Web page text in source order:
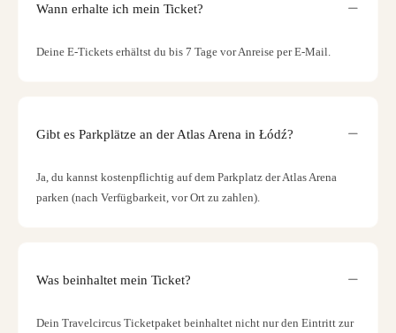
Wann erhalte ich mein Ticket?
Deine E-Tickets erhältst du bis 7 Tage vor Anreise per E-Mail.
Gibt es Parkplätze an der Atlas Arena in Łódź?
Ja, du kannst kostenpflichtig auf dem Parkplatz der Atlas Arena
parken (nach Verfügbarkeit, vor Ort zu zahlen).
Was beinhaltet mein Ticket?
Dein Travelcircus Ticketpaket beinhaltet nicht nur den Eintritt zur